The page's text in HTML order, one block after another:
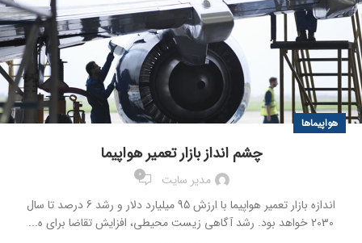
هواپیماها
چشم انداز بازار تعمیر هواپیما
مدیر سایت 0
اندازه بازار تعمیر هواپیما با ارزش 95 میلیارد دلار و رشد 6 درصد تا سال
2030 خواهد بود. رشد آگاهی زیست محیطی، افزایش تقاضا برای ه...